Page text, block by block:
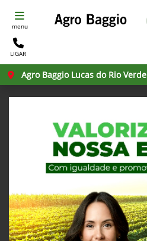
menu
LIGAR
Agro Baggio Lucas do Rio Verde